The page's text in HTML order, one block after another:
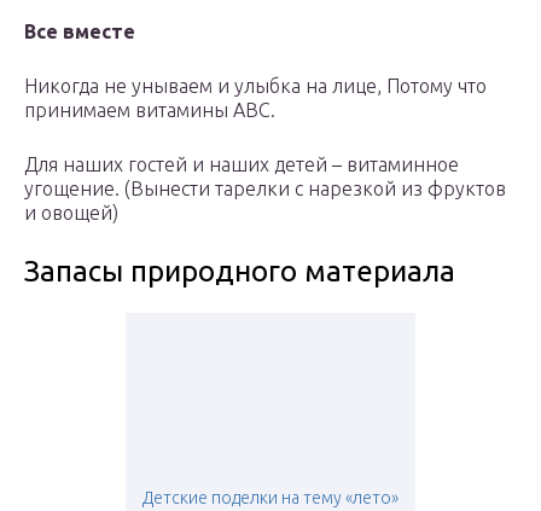
Все вместе
Никогда не унываем и улыбка на лице, Потому что
принимаем витамины АВС.
Для наших гостей и наших детей – витаминное
угощение. (Вынести тарелки с нарезкой из фруктов
и овощей)
Запасы природного материала
Детские поделки на тему «лето»